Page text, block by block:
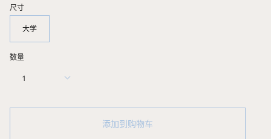
尺寸
大学
数量
1
添加到购物车